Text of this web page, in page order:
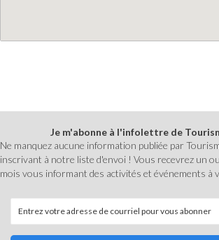
Je m'abonne à l'infolettre de
Ne manquez aucune information publiée par
inscrivant à notre liste d'envoi ! Vous recevrez un
mois vous informant des activités et événements à